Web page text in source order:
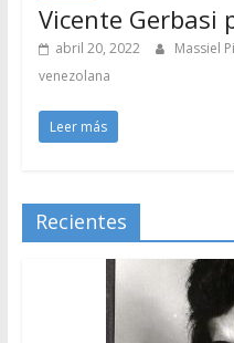
Vicente Gerbasi
abril 20, 2022 Massiel
venezolana
Leer más
Recientes